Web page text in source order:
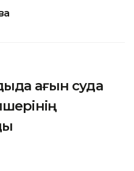
ағын суда